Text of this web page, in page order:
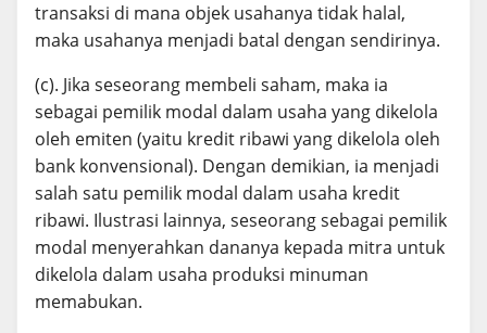
transaksi di mana objek usahanya tidak halal,
maka usahanya menjadi batal dengan sendirinya.
(c). Jika seseorang membeli saham, maka ia
sebagai pemilik modal dalam usaha yang dikelola
oleh emiten (yaitu kredit ribawi yang dikelola oleh
bank konvensional). Dengan demikian, ia menjadi
salah satu pemilik modal dalam usaha kredit
ribawi. Ilustrasi lainnya, seseorang sebagai pemilik
modal menyerahkan dananya kepada mitra untuk
dikelola dalam usaha produksi minuman
memabukan.